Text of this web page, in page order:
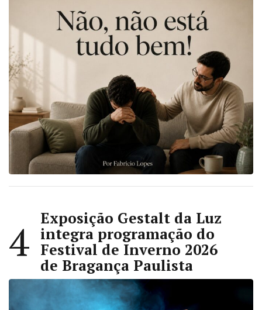
4
Exposição Gestalt da Luz
integra programação do
Festival de Inverno 2026
de Bragança Paulista